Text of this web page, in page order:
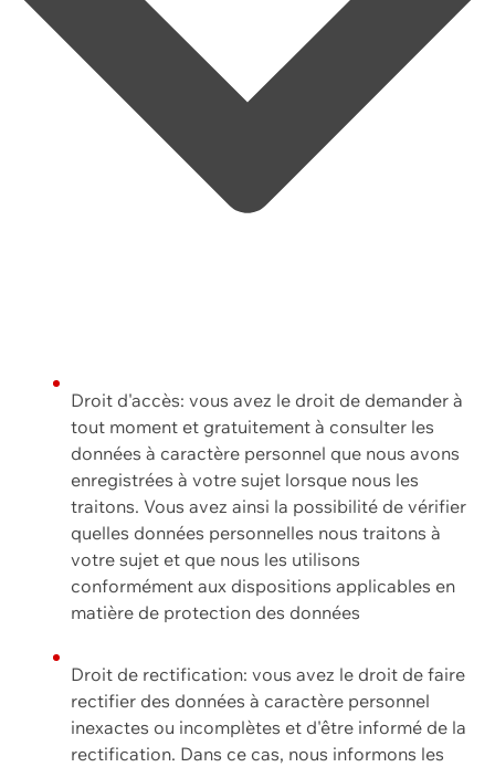
Droit d'accès: vous avez le droit de demander à
tout moment et gratuitement à consulter les
données à caractère personnel que nous avons
enregistrées à votre sujet lorsque nous les
traitons. Vous avez ainsi la possibilité de vérifier
quelles données personnelles nous traitons à
votre sujet et que nous les utilisons
conformément aux dispositions applicables en
matière de protection des données
Droit de rectification: vous avez le droit de faire
rectifier des données à caractère personnel
inexactes ou incomplètes et d'être informé de la
rectification. Dans ce cas, nous informons les